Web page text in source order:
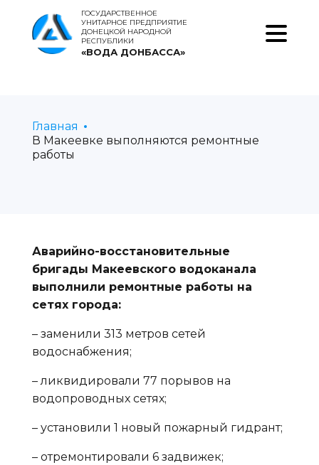
ГОСУДАРСТВЕННОЕ
УНИТАРНОЕ ПРЕДПРИЯТИЕ
ДОНЕЦКОЙ НАРОДНОЙ
РЕСПУБЛИКИ
«ВОДА ДОНБАССА»
Главная
В Макеевке выполняются ремонтные
работы
Аварийно-восстановительные
бригады Макеевского водоканала
выполнили ремонтные работы на
сетях города:
– заменили 313 метров сетей
водоснабжения;
– ликвидировали 77 порывов на
водопроводных сетях;
– установили 1 новый пожарный гидрант;
– отремонтировали 6 задвижек;